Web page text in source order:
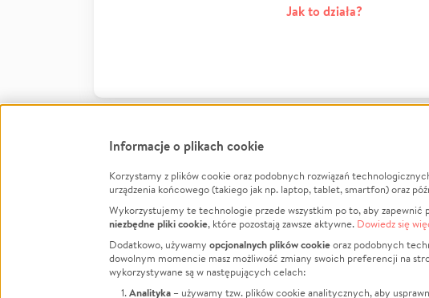
Jak to działa?
FacebookTwitter Instagram
LinkedInTikTok Youtube
Informacje
Jak to działa?
Regulamin
Polityka
Informacje o plikach cookie
Korzystamy z plików cookie oraz podobnych rozwiązań
urządzenia końcowego (takiego jak np. laptop, tablet, smartfon) oraz
Wykorzystujemy te technologie przede wszystkim po to, aby zapewnić
niezbędne pliki cookie, które pozostają zawsze aktywne. Dowiedz się
Dodatkowo, używamy opcjonalnych plików cookieoraz podobnych
dowolnym momencie masz możliwość zmiany swoich preferencji na
wykorzystywane są w następujących celach:
Analityka – używamy tzw. plików cookie analitycznych, aby